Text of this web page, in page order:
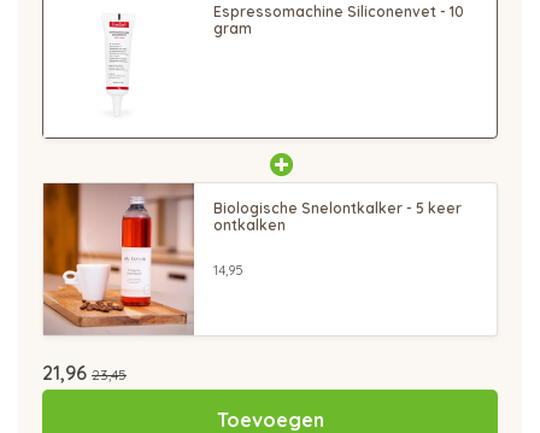
Espressomachine Siliconenvet - 10
gram
Biologische Snelontkalker - 5 keer
ontkalken
14,95
21,96 23,45
Toevoegen